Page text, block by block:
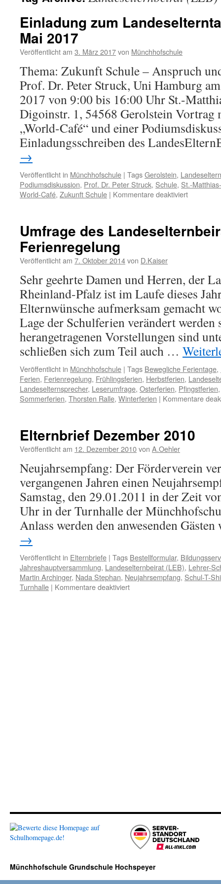
Einladung zum
Mai 2017
Veröffentlicht am 3. März 2017von Münchhofschule
Thema: Zukunft Schule – Anspruch
Prof. Dr. Peter Struck, Uni Hamburg
2017 von 9:00 bis 16:00 Uhr St.-
Digoinstr. 1, 54568 Gerolstein Vortrag
„World-Café“ und einer
Einladungsschreiben des
→
Veröffentlicht in Münchhofschule | TagsGerolstein,
Podiumsdiskussion, Prof. Dr. Peter Struck, Schule, St.-
World-Café, Zukunft Schule | Kommentare deaktiviertfür
RLP
Umfrage des
Ferienregelung
Veröffentlicht am 7. Oktober 2014von D.Kaiser
Sehr geehrte Damen und Herren, der
Rheinland-Pfalz ist im Laufe dieses
Elternwünsche aufmerksam gemacht
Lage der Schulferien verändert werden
herangetragenen Vorstellungen sind
schließen sich zum Teil auch …
Veröffentlicht in Münchhofschule | Tags Bewegliche Ferientage,
Ferien, Ferienregelung, Frühlingsferien, Herbstferien,
Landeselternsprecher, Leserumfrage, Osterferien, Pfingstferien
Sommerferien, Thorsten Ralle, Winterferien | Kommentare
Elternbrief Dezember 2010
Veröffentlicht am 12. Dezember 2010von A.Oehler
Neujahrsempfang: Der Förderverein
vergangenen Jahren einen
Samstag, den 29.01.2011 in der Zeit
Uhr in der Turnhalle der
Anlass werden den anwesenden
→
Veröffentlicht in Elternbriefe | Tags Bestellformular,
Jahreshauptversammlung, Landeselternbeirat (LEB), Lehrer-
Martin Archinger, Nada Stephan, Neujahrsempfang, Schul-T-
Turnhalle | Kommentare deaktiviertfür
Münchhofschule Grundschule Hochspeyer